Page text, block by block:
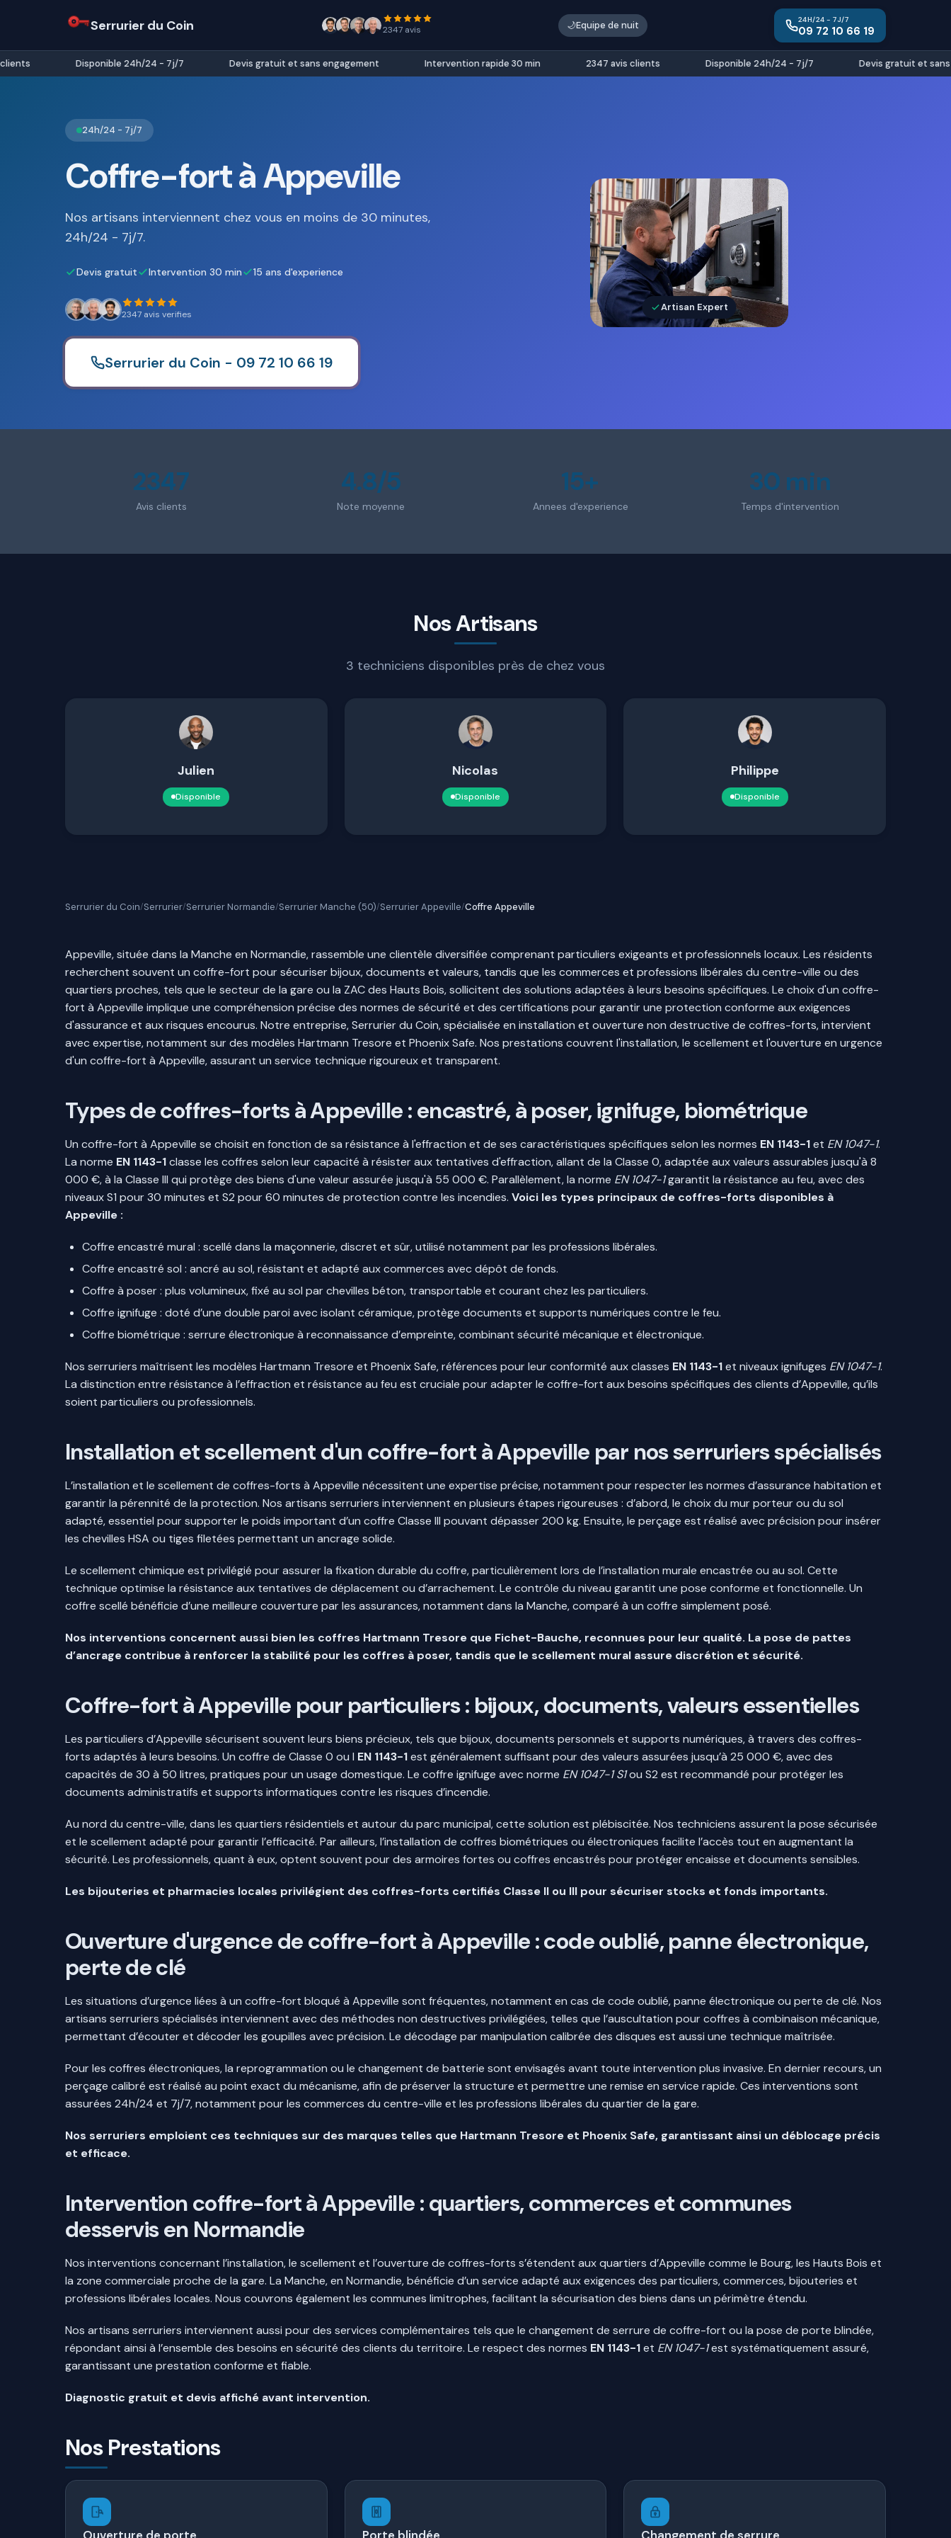
Serrurier du Coin 2347 avis 🌙Equipe de nuit 24H/24 - 7J/7
09 72 10 66 19
Disponible 24h/24 - 7j/7 Devis gratuit et sans engagement Intervention rapide 30 min 2347 avis clients Disponible 24h/24 - 7j/7 Devis gratuit et sans
24h/24 - 7j/7
Coffre-fort à Appeville
Nos artisans interviennent chez vous en moins de 30 minutes,
24h/24 - 7j/7.
Devis gratuit Intervention 30 min 15 ans d'experience
2347 avis verifies
Serrurier du Coin - 09 72 10 66 19
Artisan Expert
2347
Avis clients
4.8/5
Note moyenne
15+
Annees d'experience
30 min
Temps d'intervention
Nos Artisans
3 techniciens disponibles près de chez vous
Julien
Disponible
Nicolas
Disponible
Philippe
Disponible
Serrurier du Coin/Serrurier/Serrurier Normandie/Serrurier Manche (50)/Serrurier Appeville/Coffre Appeville
Appeville, située dans la Manche en Normandie, rassemble une clientèle diversifiée comprenant particuliers exigeants et professionnels locaux. Les résidents
recherchent souvent un coffre-fort pour sécuriser bijoux, documents et valeurs, tandis que les commerces et professions libérales du centre-ville ou des
quartiers proches, tels que le secteur de la gare ou la ZAC des Hauts Bois, sollicitent des solutions adaptées à leurs besoins spécifiques. Le choix d'un coffre-
fort à Appeville implique une compréhension précise des normes de sécurité et des certifications pour garantir une protection conforme aux exigences
d'assurance et aux risques encourus. Notre entreprise, Serrurier du Coin, spécialisée en installation et ouverture non destructive de coffres-forts, intervient
avec expertise, notamment sur des modèles Hartmann Tresore et Phoenix Safe. Nos prestations couvrent l'installation, le scellement et l'ouverture en urgence
d'un coffre-fort à Appeville, assurant un service technique rigoureux et transparent.
Types de coffres-forts à Appeville : encastré, à poser, ignifuge, biométrique
Un coffre-fort à Appeville se choisit en fonction de sa résistance à l'effraction et de ses caractéristiques spécifiques selon les normes EN 1143-1et EN 1047-1.
La norme EN 1143-1classe les coffres selon leur capacité à résister aux tentatives d'effraction, allant de la Classe 0, adaptée aux valeurs assurables jusqu'à 8
000 €, à la Classe III qui protège des biens d'une valeur assurée jusqu'à 55 000 €. Parallèlement, la norme EN 1047-1garantit la résistance au feu, avec des
niveaux S1 pour 30 minutes et S2 pour 60 minutes de protection contre les incendies. Voici les types principaux de coffres-forts disponibles à
Appeville :
Coffre encastré mural : scellé dans la maçonnerie, discret et sûr, utilisé notamment par les professions libérales.
Coffre encastré sol : ancré au sol, résistant et adapté aux commerces avec dépôt de fonds.
Coffre à poser : plus volumineux, fixé au sol par chevilles béton, transportable et courant chez les particuliers.
Coffre ignifuge : doté d’une double paroi avec isolant céramique, protège documents et supports numériques contre le feu.
Coffre biométrique : serrure électronique à reconnaissance d’empreinte, combinant sécurité mécanique et électronique.
Nos serruriers maîtrisent les modèles Hartmann Tresore et Phoenix Safe, références pour leur conformité aux classes EN 1143-1et niveaux ignifuges EN 1047-1.
La distinction entre résistance à l’effraction et résistance au feu est cruciale pour adapter le coffre-fort aux besoins spécifiques des clients d’Appeville, qu’ils
soient particuliers ou professionnels.
Installation et scellement d'un coffre-fort à Appeville par nos serruriers spécialisés
L’installation et le scellement de coffres-forts à Appeville nécessitent une expertise précise, notamment pour respecter les normes d’assurance habitation et
garantir la pérennité de la protection. Nos artisans serruriers interviennent en plusieurs étapes rigoureuses : d’abord, le choix du mur porteur ou du sol
adapté, essentiel pour supporter le poids important d’un coffre Classe III pouvant dépasser 200 kg. Ensuite, le perçage est réalisé avec précision pour insérer
les chevilles HSA ou tiges filetées permettant un ancrage solide.
Le scellement chimique est privilégié pour assurer la fixation durable du coffre, particulièrement lors de l’installation murale encastrée ou au sol. Cette
technique optimise la résistance aux tentatives de déplacement ou d’arrachement. Le contrôle du niveau garantit une pose conforme et fonctionnelle. Un
coffre scellé bénéficie d’une meilleure couverture par les assurances, notamment dans la Manche, comparé à un coffre simplement posé.
Nos interventions concernent aussi bien les coffres Hartmann Tresore que Fichet-Bauche, reconnues pour leur qualité. La pose de pattes
d’ancrage contribue à renforcer la stabilité pour les coffres à poser, tandis que le scellement mural assure discrétion et sécurité.
Coffre-fort à Appeville pour particuliers : bijoux, documents, valeurs essentielles
Les particuliers d’Appeville sécurisent souvent leurs biens précieux, tels que bijoux, documents personnels et supports numériques, à travers des coffres-
forts adaptés à leurs besoins. Un coffre de Classe 0 ou I EN 1143-1est généralement suffisant pour des valeurs assurées jusqu’à 25 000 €, avec des
capacités de 30 à 50 litres, pratiques pour un usage domestique. Le coffre ignifuge avec norme EN 1047-1 S1ou S2 est recommandé pour protéger les
documents administratifs et supports informatiques contre les risques d’incendie.
Au nord du centre-ville, dans les quartiers résidentiels et autour du parc municipal, cette solution est plébiscitée. Nos techniciens assurent la pose sécurisée
et le scellement adapté pour garantir l’efficacité. Par ailleurs, l’installation de coffres biométriques ou électroniques facilite l’accès tout en augmentant la
sécurité. Les professionnels, quant à eux, optent souvent pour des armoires fortes ou coffres encastrés pour protéger encaisse et documents sensibles.
Les bijouteries et pharmacies locales privilégient des coffres-forts certifiés Classe II ou III pour sécuriser stocks et fonds importants.
Ouverture d'urgence de coffre-fort à Appeville : code oublié, panne électronique,
perte de clé
Les situations d’urgence liées à un coffre-fort bloqué à Appeville sont fréquentes, notamment en cas de code oublié, panne électronique ou perte de clé. Nos
artisans serruriers spécialisés interviennent avec des méthodes non destructives privilégiées, telles que l’auscultation pour coffres à combinaison mécanique,
permettant d’écouter et décoder les goupilles avec précision. Le décodage par manipulation calibrée des disques est aussi une technique maîtrisée.
Pour les coffres électroniques, la reprogrammation ou le changement de batterie sont envisagés avant toute intervention plus invasive. En dernier recours, un
perçage calibré est réalisé au point exact du mécanisme, afin de préserver la structure et permettre une remise en service rapide. Ces interventions sont
assurées 24h/24 et 7j/7, notamment pour les commerces du centre-ville et les professions libérales du quartier de la gare.
Nos serruriers emploient ces techniques sur des marques telles que Hartmann Tresore et Phoenix Safe, garantissant ainsi un déblocage précis
et efficace.
Intervention coffre-fort à Appeville : quartiers, commerces et communes
desservis en Normandie
Nos interventions concernant l’installation, le scellement et l’ouverture de coffres-forts s’étendent aux quartiers d’Appeville comme le Bourg, les Hauts Bois et
la zone commerciale proche de la gare. La Manche, en Normandie, bénéficie d’un service adapté aux exigences des particuliers, commerces, bijouteries et
professions libérales locales. Nous couvrons également les communes limitrophes, facilitant la sécurisation des biens dans un périmètre étendu.
Nos artisans serruriers interviennent aussi pour des services complémentaires tels que le changement de serrure de coffre-fort ou la pose de porte blindée,
répondant ainsi à l’ensemble des besoins en sécurité des clients du territoire. Le respect des normes EN 1143-1et EN 1047-1est systématiquement assuré,
garantissant une prestation conforme et fiable.
Diagnostic gratuit et devis affiché avant intervention.
Nos Prestations
Ouverture de porte Porte blindée Changement de serrure